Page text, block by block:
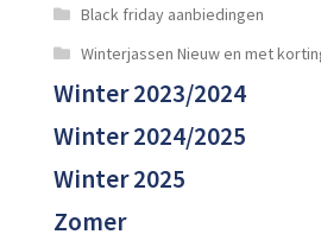
Black friday aanbiedingen
Winterjassen Nieuw en met
Winter 2023/2024
Winter 2024/2025
Winter 2025
Zomer